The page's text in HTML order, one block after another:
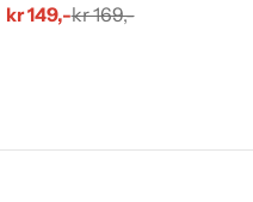
Salgs
kr 149,-
Vanlig kr 169,-